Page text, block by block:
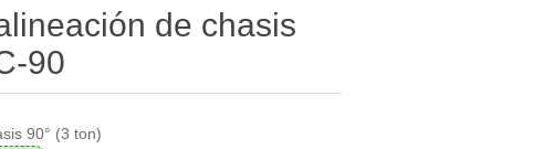
de chasis
90
90° (3 ton)